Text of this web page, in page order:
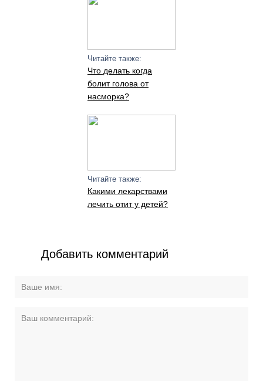
Читайте также:
Что делать когда
болит голова от
насморка?
Читайте также:
Какими лекарствами
лечить отит у детей?
Добавить комментарий